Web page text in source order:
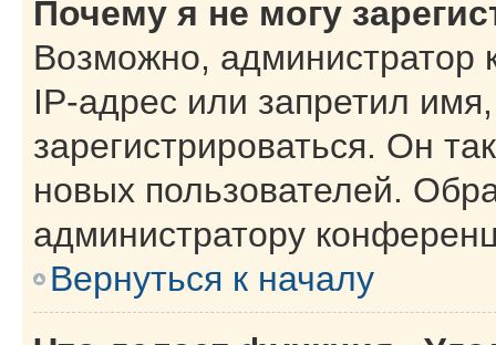
Почему я не могу
Возможно, администратор
IP-адрес или запретил
зарегистрироваться. Он
новых пользователей.
администратору
Вернуться к началу